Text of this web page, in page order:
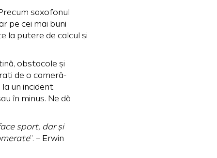
saxofonul
pe cei mai buni
la putere de calcul și
obstacole și
de o cameră-
un incident.
în minus. Ne dă
sport, dar și
”. – Erwin